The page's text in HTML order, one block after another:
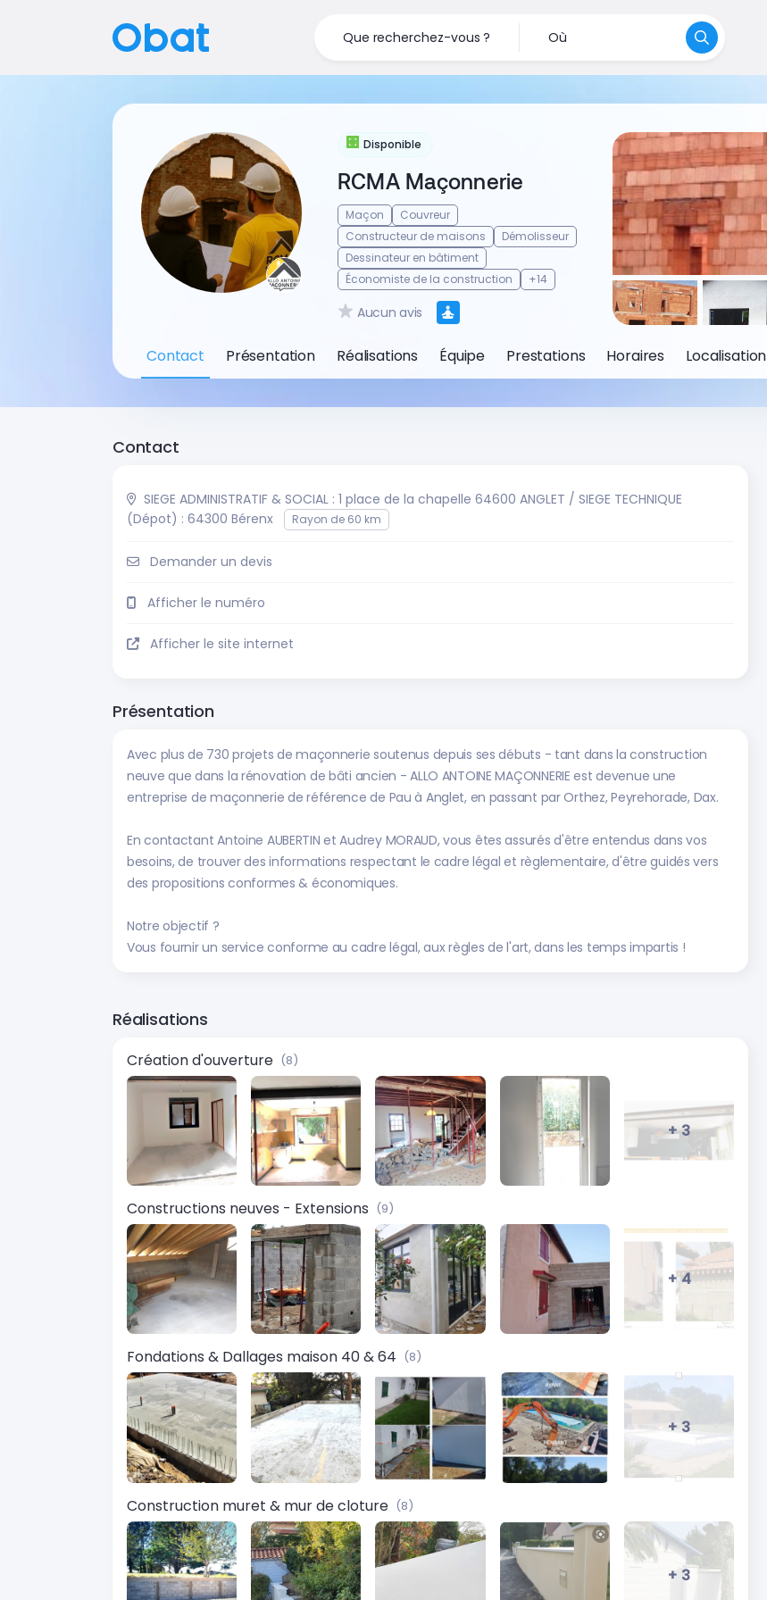
Que recherchez-vous ? Où
Disponible
RCMA Maçonnerie
Maçon
Couvreur
Constructeur de maisons
Démolisseur
Dessinateur en bâtiment
Économiste de la construction
+14
Aucun avis
Contact Présentation Réalisations Équipe Prestations Horaires Localisation
Contact
SIEGE ADMINISTRATIF & SOCIAL : 1 place de la chapelle 64600 ANGLET / SIEGE TECHNIQUE
(Dépot) : 64300 Bérenx
Rayon de 60 km
Demander un devis
Afficher le numéro
Afficher le site internet
Présentation
Avec plus de 730 projets de maçonnerie soutenus depuis ses débuts - tant dans la construction
neuve que dans la rénovation de bâti ancien - ALLO ANTOINE MAÇONNERIE est devenue une
entreprise de maçonnerie de référence de Pau à Anglet, en passant par Orthez, Peyrehorade, Dax.
En contactant Antoine AUBERTIN et Audrey MORAUD, vous êtes assurés d'être entendus dans vos
besoins, de trouver des informations respectant le cadre légal et règlementaire, d'être guidés vers
des propositions conformes & économiques.
Notre objectif ?
Vous fournir un service conforme au cadre légal, aux règles de l'art, dans les temps impartis !
Réalisations
Création d'ouverture (8)
+ 3
Constructions neuves - Extensions (9)
+ 4
Fondations & Dallages maison 40 & 64 (8)
+ 3
Construction muret & mur de cloture (8)
+ 3